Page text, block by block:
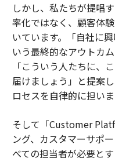
しかし、私たちが提唱
率化ではなく、顧客体
いています。「自社に
いう最終的なアウトカ
「こういう人たちに、
届けましょう」と提案
ロセスを自律的に担いま
そして「Customer
ング、カスタマーサポ
べての担当者が必要と